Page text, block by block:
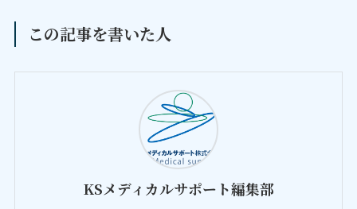
この記事を書いた人
KSメディカルサポート編集部